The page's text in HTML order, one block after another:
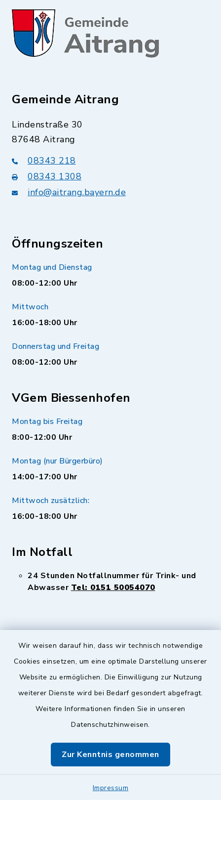
Wir weisen darauf hin, dass wir technisch notwendige
Cookies einsetzen, um eine optimale Darstellung unserer
Website zu ermöglichen. Die Einwilligung zur Nutzung
weiterer Dienste wird bei Bedarf gesondert abgefragt.
Weitere Informationen finden Sie in unseren
Datenschutzhinweisen.
Zur Kenntnis genommen
Impressum
Gemeinde Aitrang
Lindenstraße 30
87648 Aitrang
08343 218
08343 1308
info@aitrang.bayern.de
Öffnungszeiten
Montag und Dienstag
08:00-12:00 Uhr
Mittwoch
16:00-18:00 Uhr
Donnerstag und Freitag
08:00-12:00 Uhr
VGem Biessenhofen
Montag bis Freitag
8:00-12:00 Uhr
Montag (nur Bürgerbüro)
14:00-17:00 Uhr
Mittwoch zusätzlich:
16:00-18:00 Uhr
Im Notfall
24 Stunden Notfallnummer für Trink- und
Abwasser Tel: 0151 50054070
Sicherer Kontakt
Datenschutz
Sitemap
Leitweg-ID & Rechnungsadressen